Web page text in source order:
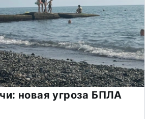
новая угроза БПЛА